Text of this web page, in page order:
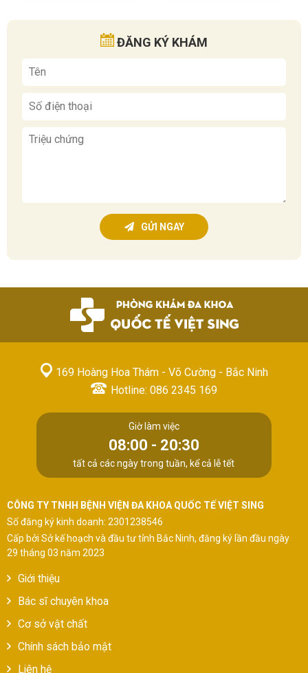
ĐĂNG KÝ KHÁM
GỬI NGAY
169 Hoàng Hoa Thám - Võ Cường - Bắc Ninh
Hotline: 086 2345 169
Giờ làm việc
08:00 - 20:30
tất cả các ngày trong tuần, kể cả lễ tết
CÔNG TY TNHH BỆNH VIỆN ĐA KHOA QUỐC TẾ VIỆT SING
Số đăng ký kinh doanh: 2301238546
Cấp bởi Sở kế hoạch và đầu tư tỉnh Bắc Ninh, đăng ký lần đầu ngày
29 tháng 03 năm 2023
Giới thiệu
Bác sĩ chuyên khoa
Cơ sở vật chất
Chính sách bảo mật
Liên hệ